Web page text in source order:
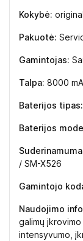
Kokybė:
Pakuotė:
Gamintojas:
Talpa: 8000
Baterijos tipas:
Baterijos
/ SM-X526
Gamintojo
Naudojimo
galimų
intensyvumo,